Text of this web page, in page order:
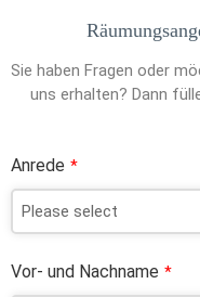
Sie haben Fragen oder
uns erhalten? Dann
Anrede *
Vor- und Nachname *